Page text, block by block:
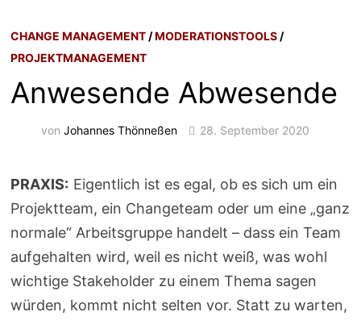
CHANGE MANAGEMENT /MODERATIONSTOOLS /
PROJEKTMANAGEMENT
Anwesende Abwesende
vonJohannes Thönneßen 28. September 2020
PRAXIS: Eigentlich ist es egal, ob es sich um ein
Projektteam, ein Changeteam oder um eine „ganz
normale“ Arbeitsgruppe handelt – dass ein Team
aufgehalten wird, weil es nicht weiß, was wohl
wichtige Stakeholder zu einem Thema sagen
würden, kommt nicht selten vor. Statt zu warten,